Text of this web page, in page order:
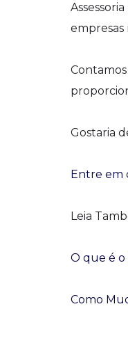
empresas
Gostaria
Entre em
Leia
O que é
Como